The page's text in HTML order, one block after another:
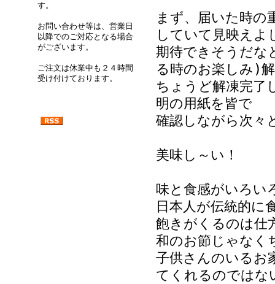
す。
お問い合わせ等は、営業日
以降でのご対応となる場合
がございます。
ご注文は休業中も２４時間
受け付けております。
まず、届いた時の
していて見映えよ
期待できそうだな
る時のお楽しみ)
ちょうど解凍完了
明の用紙を皆で
確認しながら次々
美味し～い！
味と食感がいろい
日本人が伝統的に
飽きがくるのは仕
和のお節じゃなく
子供さんのいるお
てくれるのではな